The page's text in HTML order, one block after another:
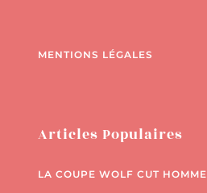
MENTIONS LÉGALES
Articles Populaires
LA COUPE WOLF CUT HOMME